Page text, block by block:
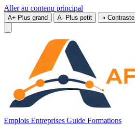
Aller au contenu principal
A+ Plus grand A- Plus petit ◑ Contraste
Emplois Entreprises Guide Formations